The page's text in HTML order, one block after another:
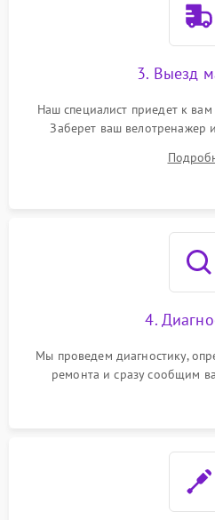
3. Выезд
Наш специалист приедет к
Заберет ваш велотренажер
4.
Мы проведем диагностику,
ремонта и сразу сообщим